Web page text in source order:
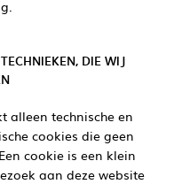
DIE WIJ
alleen technische en
cookies die geen
cookie is een klein
aan deze website